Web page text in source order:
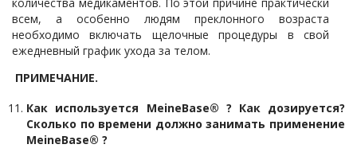
количества медикаментов. По этой причине практически
всем, а особенно людям преклонного возраста
необходимо включать щелочные процедуры в свой
ежедневный график ухода за телом.
ПРИМЕЧАНИЕ.
Как используется MeineBase® ? Как дозируется?
Сколько по времени должно занимать применение
MeineBase® ?